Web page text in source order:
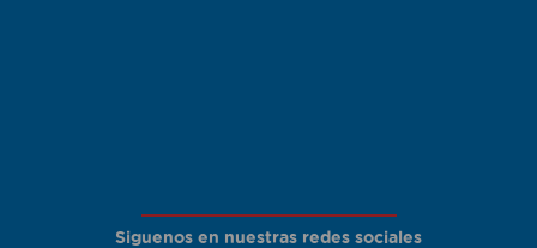
Siguenos en nuestras redes sociales